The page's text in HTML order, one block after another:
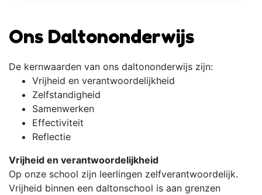
Ons Daltononderwijs
De kernwaarden van ons daltononderwijs zijn:
Vrijheid en verantwoordelijkheid
Zelfstandigheid
Samenwerken
Effectiviteit
Reflectie
Vrijheid en verantwoordelijkheid
Op onze school zijn leerlingen zelfverantwoordelijk.
Vrijheid binnen een daltonschool is aan grenzen